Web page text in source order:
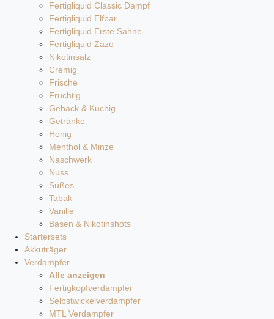
Fertigliquid Classic Dampf
Fertigliquid Elfbar
Fertigliquid Erste Sahne
Fertigliquid Zazo
Nikotinsalz
Cremig
Frische
Fruchtig
Gebäck & Kuchig
Getränke
Honig
Menthol & Minze
Naschwerk
Nuss
Süßes
Tabak
Vanille
Basen & Nikotinshots
Startersets
Akkuträger
Verdampfer
Alle anzeigen
Fertigkopfverdampfer
Selbstwickelverdampfer
MTL Verdampfer